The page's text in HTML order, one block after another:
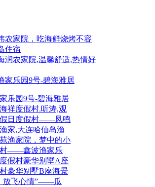
乐园9号-碧海雅居
祥度假村.听涛,观
假日度假村——凤鸣
家,大连哈仙岛渔
渔家院，梦中的小
村——鑫波渔家乐
假村豪华别墅A座
豪华别墅B座海景
放飞心情”——瓜